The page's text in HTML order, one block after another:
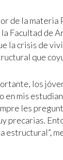
de la materia
Facultad de
la crisis de
que
los
en mis
les
precarias.
estructural”,